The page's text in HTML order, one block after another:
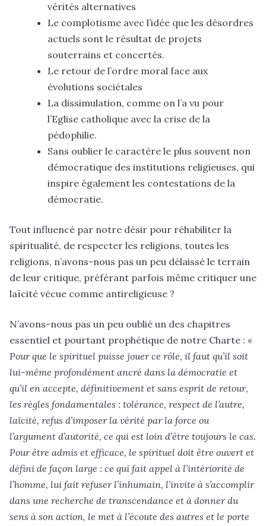
vérités alternatives
Le complotisme avec l’idée que les désordres
actuels sont le résultat de projets
souterrains et concertés.
Le retour de l’ordre moral face aux
évolutions sociétales
La dissimulation, comme on l’a vu pour
l’Eglise catholique avec la crise de la
pédophilie.
Sans oublier le caractère le plus souvent non
démocratique des institutions religieuses, qui
inspire également les contestations de la
démocratie.
Tout influencé par notre désir pour réhabiliter la
spiritualité, de respecter les religions, toutes les
religions, n’avons-nous pas un peu délaissé le terrain
de leur critique, préférant parfois même critiquer une
laïcité vécue comme antireligieuse ?
N’avons-nous pas un peu oublié un des chapitres
essentiel et pourtant prophétique de notre Charte : «
Pour que le spirituel puisse jouer ce rôle, il faut qu’il soit
lui-même profondément ancré dans la démocratie et
qu’il en accepte, définitivement et sans esprit de retour,
les règles fondamentales : tolérance, respect de l’autre,
laïcité, refus d’imposer la vérité par la force ou
l’argument d’autorité, ce qui est loin d’être toujours le cas.
Pour être admis et efficace, le spirituel doit être ouvert et
défini de façon large : ce qui fait appel à l’intériorité de
l’homme, lui fait refuser l’inhumain, l’invite à s’accomplir
dans une recherche de transcendance et à donner du
sens à son action, le met à l’écoute des autres et le porte